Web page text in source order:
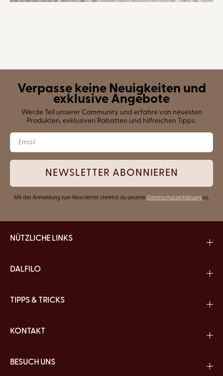
Verpasse keine Neuigkeiten und
exklusive Angebote
Werde Teil unserer Community und erfahre von neuesten
Produkten, exklusiven Rabatten und hilfreichen Tipps.
NEWSLETTER ABONNIEREN
Mit der Anmeldung zum Newsletter stimmst du unserer Datenschutzerklärung zu.
NÜTZLICHE LINKS
DALFILO
TIPPS & TRICKS
KONTAKT
BESUCH UNS